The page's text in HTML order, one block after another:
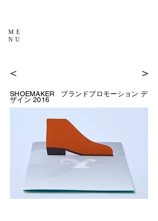
ME
NU
＜ ＞
SHOEMAKER
ブランドプロモーション デ
ザイン2016